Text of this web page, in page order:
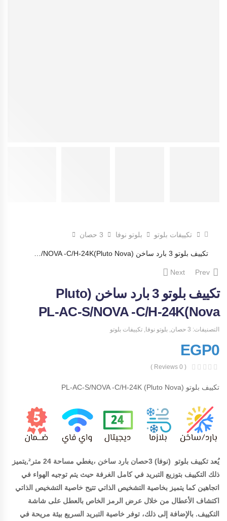
تكييفات بلوتو بلوتو نوفا 3 حصان
تكييف بلوتو 3 بارد ساخن (Pluto Nova)PL-AC-S/NOVA -C/H-24K
Next
تكييف بلوتو 3 بارد ساخن (Pluto
Nova)PL-AC-S/NOVA -C/H-24K
التصنيفات: 3 حصان , بلوتو نوفا, تكييفات بلوتو
EGP0
( 0 Reviews )
تكييف بلوتو (Pluto Nova) PL-AC-S/NOVA -C/H-24K
يُعد تكييف بلوتو (نوفا) 3حصان بارد ساخن ،يغطي مساحة 24 متر²,يتميز
ذلك التكييف بتوزيع التبريد في كامل الغرفة حيث يتم توجيه الهواء في
اتجاهين كما يتميز بخاصية التشخيص الذاتي تتيح خاصية التشخيص الذاتي
اكتشاف الأعطال من خلال عرض الرمز الخاص بالعطل على شاشة
التكييف. بالإضافة إلى ذلك، توفر خاصية التبريد السريع بيئة مريحة في